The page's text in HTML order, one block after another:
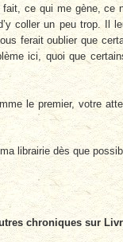
ce qui me gène, ce
coller un peu trop. Il
ferait oublier que
ici, quoi que
le premier, votre
librairie dès que
chroniques sur